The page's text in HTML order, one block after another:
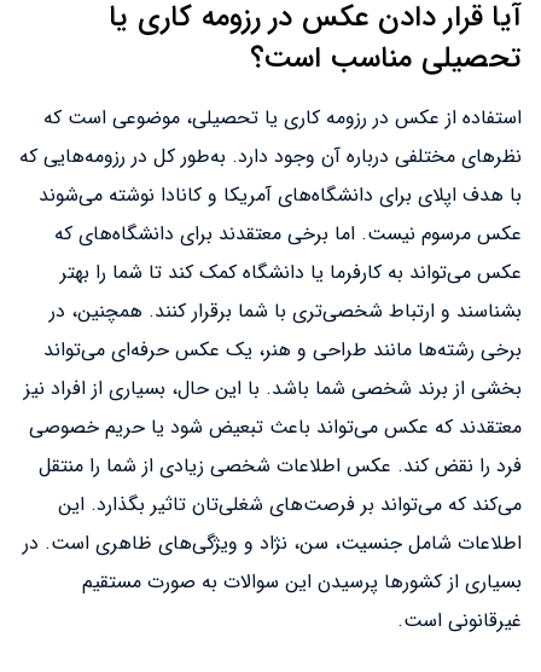
آیا قرار دادن عکس در رزومه کاری یا
تحصیلی مناسب است؟
استفاده از عکس در رزومه کاری یا تحصیلی، موضوعی است که
نظرهای مختلفی درباره آن وجود دارد. به‌طور کل در رزومه‌هایی که
با هدف اپلای برای دانشگاه‌های آمریکا و کانادا نوشته می‌شوند
عکس مرسوم نیست. اما برخی معتقدند برای دانشگاه‌های که
عکس می‌تواند به کارفرما یا دانشگاه کمک کند تا شما را بهتر
بشناسند و ارتباط شخصی‌تری با شما برقرار کنند. همچنین، در
برخی رشته‌ها مانند طراحی و هنر، یک عکس حرفه‌ای می‌تواند
بخشی از برند شخصی شما باشد. با این حال، بسیاری از افراد نیز
معتقدند که عکس می‌تواند باعث تبعیض شود یا حریم خصوصی
فرد را نقض کند. عکس اطلاعات شخصی زیادی از شما را منتقل
می‌کند که می‌تواند بر فرصت‌های شغلی‌تان تاثیر بگذارد. این
اطلاعات شامل جنسیت، سن، نژاد و ویژگی‌های ظاهری است. در
بسیاری از کشورها پرسیدن این سوالات به صورت مستقیم
غیرقانونی است.